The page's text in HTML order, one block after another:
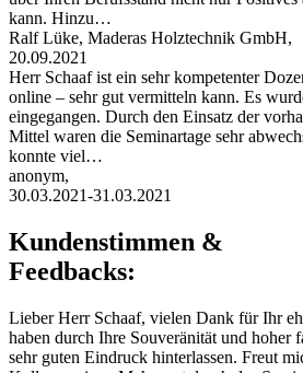
kann. Hinzu…
Ralf Lüke, Maderas Holztechnik GmbH,
20.09.2021
Herr Schaaf ist ein sehr kompetenter
online – sehr gut vermitteln kann. Es
eingegangen. Durch den Einsatz der
Mittel waren die Seminartage sehr
konnte viel…
anonym,
30.03.2021-31.03.2021
Kundenstimmen &
Feedbacks:
Lieber Herr Schaaf, vielen Dank für Ihr
haben durch Ihre Souveränität und hoher
sehr guten Eindruck hinterlassen. Freut